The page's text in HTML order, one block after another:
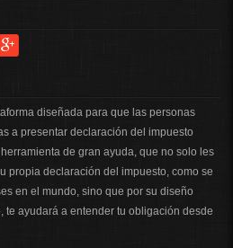
diseñada para que las personas
a presentar declaración del impuesto
de gran ayuda, que no solo les
propia declaración del impuesto, como se
en el mundo, sino que por su diseño
te ayudará a entender tu obligación desde